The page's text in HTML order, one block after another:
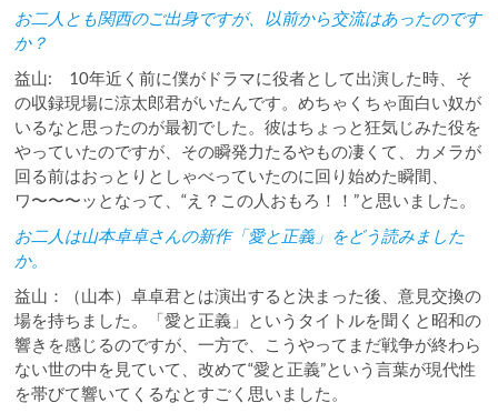
お二人とも関西のご出身ですが、以前から交流はあったのです
か？
益山: 10年近く前に僕がドラマに役者として出演した時、そ
の収録現場に涼太郎君がいたんです。めちゃくちゃ面白い奴が
いるなと思ったのが最初でした。彼はちょっと狂気じみた役を
やっていたのですが、その瞬発力たるやもの凄くて、カメラが
回る前はおっとりとしゃべっていたのに回り始めた瞬間、
ワ〜〜〜ッとなって、“え？この人おもろ！！”と思いました。
お二人は山本卓卓さんの新作「愛と正義」をどう読みました
か。
益山：（山本）卓卓君とは演出すると決まった後、意見交換の
場を持ちました。「愛と正義」というタイトルを聞くと昭和の
響きを感じるのですが、一方で、こうやってまだ戦争が終わら
ない世の中を見ていて、改めて“愛と正義”という言葉が現代性
を帯びて響いてくるなとすごく思いました。